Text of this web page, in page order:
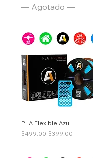
— Agotado —
PLA Flexible Azul
Precio
$499.00 Precio de oferta
$399.00